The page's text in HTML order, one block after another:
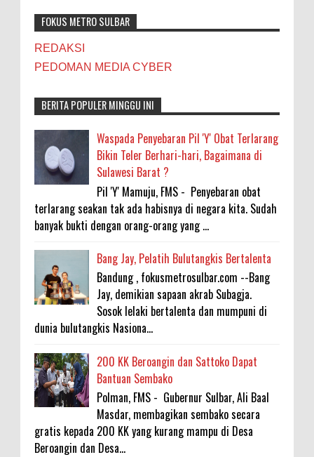
FOKUS METRO SULBAR
REDAKSI
PEDOMAN MEDIA CYBER
BERITA POPULER MINGGU INI
Waspada Penyebaran Pil 'Y' Obat Terlarang
Bikin Teler Berhari-hari, Bagaimana di
Sulawesi Barat ?
Pil 'Y' Mamuju, FMS - Penyebaran obat
terlarang seakan tak ada habisnya di negara kita. Sudah
banyak bukti dengan orang-orang yang ...
Bang Jay, Pelatih Bulutangkis Bertalenta
Bandung , fokusmetrosulbar.com --Bang
Jay, demikian sapaan akrab Subagja.
Sosok lelaki bertalenta dan mumpuni di
dunia bulutangkis Nasiona...
200 KK Beroangin dan Sattoko Dapat
Bantuan Sembako
Polman, FMS - Gubernur Sulbar, Ali Baal
Masdar, membagikan sembako secara
gratis kepada 200 KK yang kurang mampu di Desa
Beroangin dan Desa...